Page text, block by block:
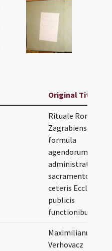
Original Title
Rituale Romano-
Zagrabiense seu
formula
agendorum in
administratione
sacramentorum
ceteris Ecclesiae
publicis
functionibus
Maximilianus
Verhovacz